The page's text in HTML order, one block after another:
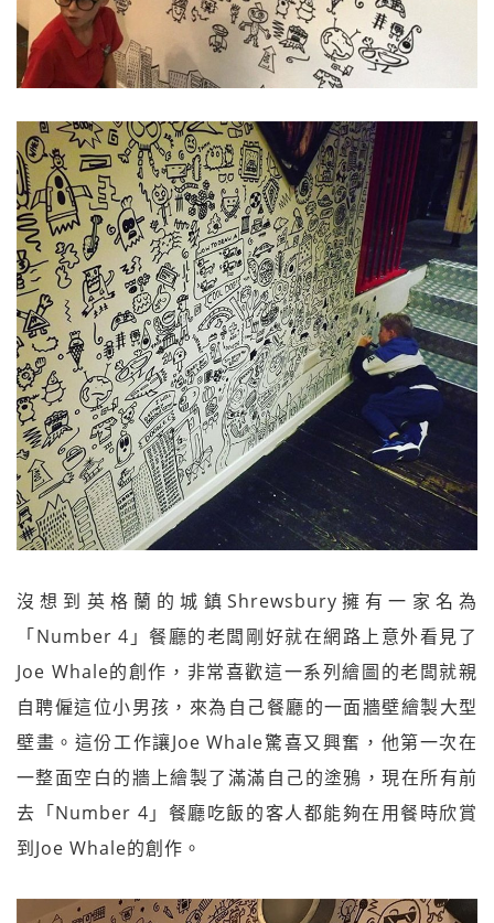
沒想到英格蘭的城鎮Shrewsbury擁有一家名為
「Number 4」餐廳的老闆剛好就在網路上意外看見了
Joe Whale的創作，非常喜歡這一系列繪圖的老闆就親
自聘僱這位小男孩，來為自己餐廳的一面牆壁繪製大型
壁畫。這份工作讓Joe Whale驚喜又興奮，他第一次在
一整面空白的牆上繪製了滿滿自己的塗鴉，現在所有前
去「Number 4」餐廳吃飯的客人都能夠在用餐時欣賞
到Joe Whale的創作。